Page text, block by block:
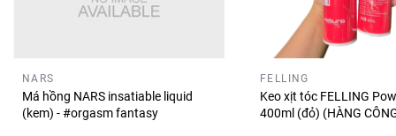
NARS
Má hồng NARS insatiable liquid
(kem) - #orgasm fantasy
FELLING
Keo xịt tóc FELLING
400ml (đỏ) (HÀNG